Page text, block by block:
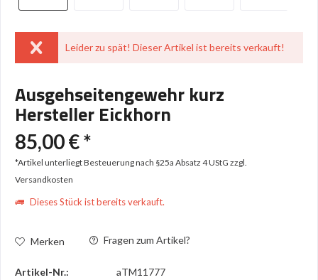
Leider zu spät! Dieser Artikel ist bereits verkauft!
Ausgehseitengewehr kurz
Hersteller Eickhorn
85,00 € *
*Artikel unterliegt Besteuerung nach §25a Absatz 4 UStG zzgl.
Versandkosten
Dieses Stück ist bereits verkauft.
Merken Fragen zum Artikel?
Artikel-Nr.: aTM11777